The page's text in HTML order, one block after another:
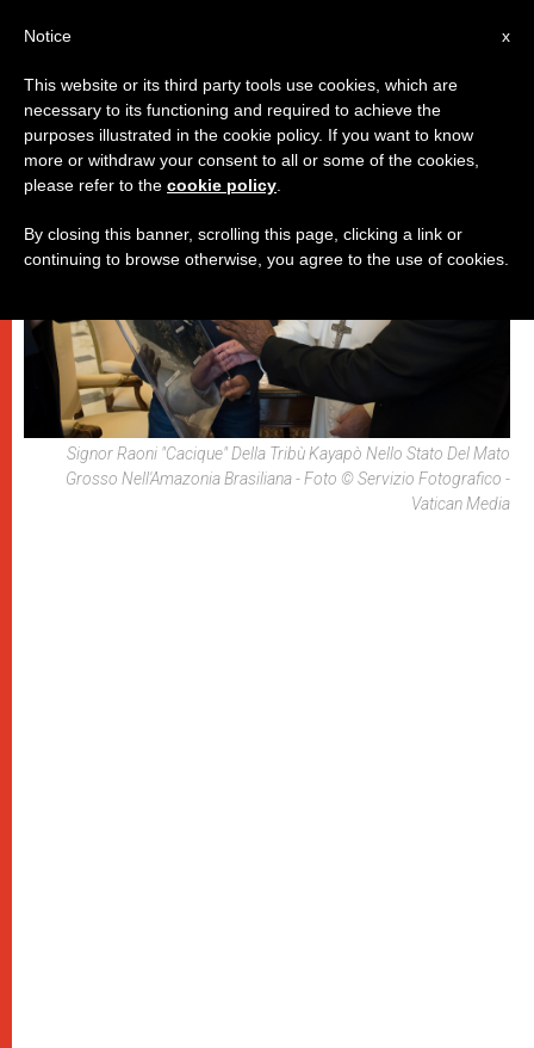
PAPI
Signor Raoni "Cacique" Della Tribù Kayapò Nello Stato Del Mato
Grosso Nell'Amazonia Brasiliana - Foto © Servizio Fotografico -
Vatican Media
x
Notice
This website or its third party tools use cookies, which are
necessary to its functioning and required to achieve the
purposes illustrated in the cookie policy. If you want to know
more or withdraw your consent to all or some of the cookies,
please refer to the cookie policy
By closing this banner, scrolling this page, clicking a link or
continuing to browse otherwise, you agree to the use of cookies.